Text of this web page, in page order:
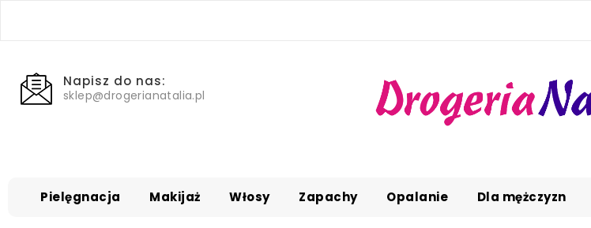
Napisz do nas:
sklep@drogerianatalia.pl
Pielęgnacja Makijaż Włosy Zapachy Opalanie Dla mężczyzn